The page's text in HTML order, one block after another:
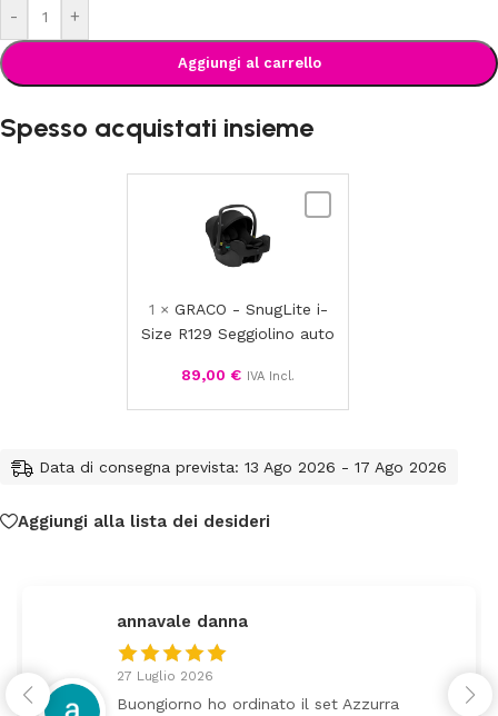
- +
Aggiungi al carrello
Spesso acquistati insieme
Size
R129
1 × GRACO - SnugLite i-
Size R129 Seggiolino auto
89,00 € IVA Incl.
Data di consegna prevista: 13 Ago 2026 - 17 Ago 2026
Aggiungi alla lista dei desideri
annavale danna
27 Luglio 2026
Buongiorno ho ordinato il set Azzurra